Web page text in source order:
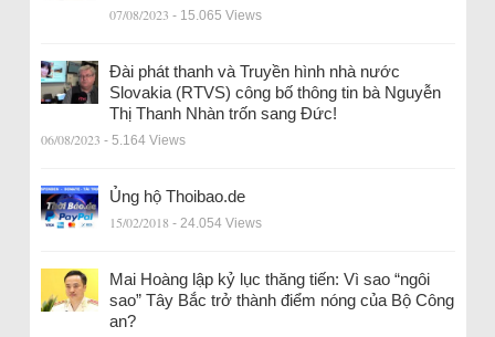
07/08/2023 - 15.065 Views
Đài phát thanh và Truyền hình nhà nước
Slovakia (RTVS) công bố thông tin bà Nguyễn
Thị Thanh Nhàn trốn sang Đức!
06/08/2023 - 5.164 Views
Ủng hộ Thoibao.de
15/02/2018 - 24.054 Views
Mai Hoàng lập kỷ lục thăng tiến: Vì sao “ngôi
sao” Tây Bắc trở thành điểm nóng của Bộ Công
an?